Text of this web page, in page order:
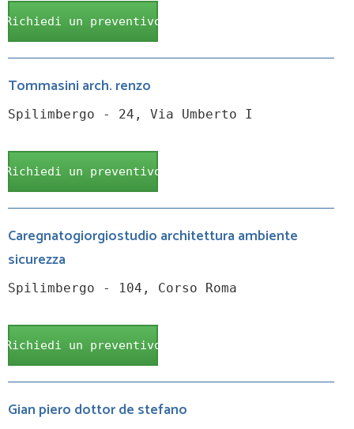
Richiedi un preventivo
Tommasini arch. renzo
Spilimbergo - 24, Via Umberto I
Richiedi un preventivo
Caregnatogiorgiostudio architettura ambiente
sicurezza
Spilimbergo - 104, Corso Roma
Richiedi un preventivo
Gian piero dottor de stefano